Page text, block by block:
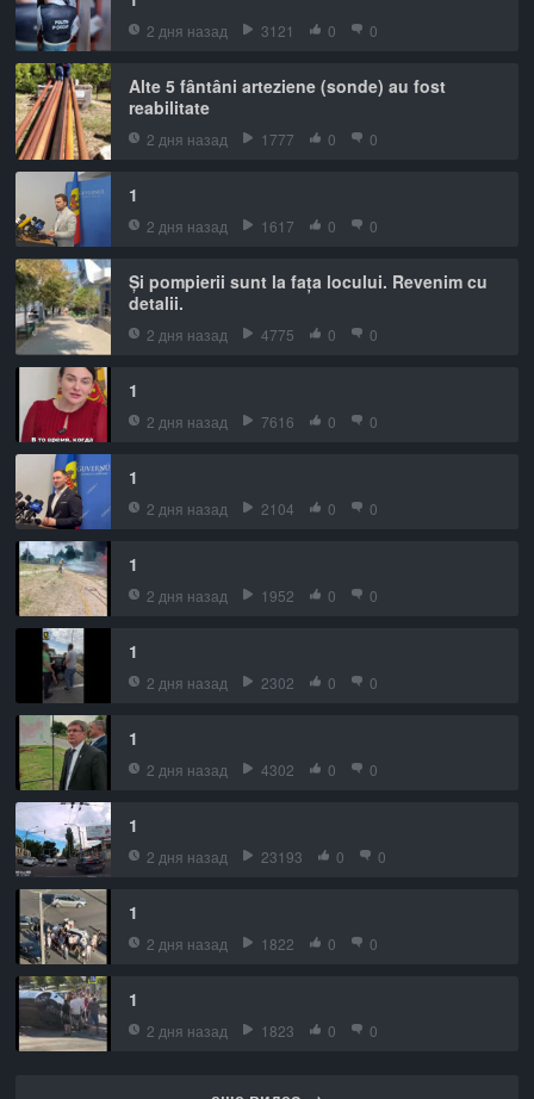
2 дня назад 3121 0 0
Alte 5 fântâni arteziene (sonde) au fost
reabilitate
2 дня назад 1777 0 0
1
2 дня назад 1617 0 0
Și pompierii sunt la fața locului. Revenim cu
detalii.
2 дня назад 4775 0 0
1
2 дня назад 7616 0 0
1
2 дня назад 2104 0 0
1
2 дня назад 1952 0 0
1
2 дня назад 2302 0 0
1
2 дня назад 4302 0 0
1
2 дня назад 23193 0 0
1
2 дня назад 1822 0 0
1
2 дня назад 1823 0 0